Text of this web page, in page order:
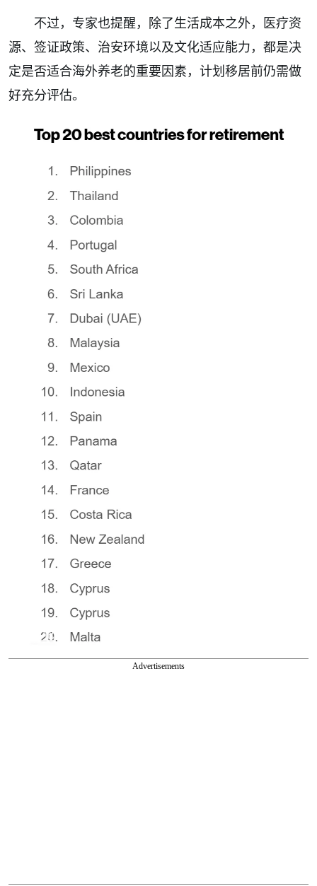
不过，专家也提醒，除了生活成本之外，医疗资
源、签证政策、治安环境以及文化适应能力，都是决
定是否适合海外养老的重要因素，计划移居前仍需做
好充分评估。
Advertisements